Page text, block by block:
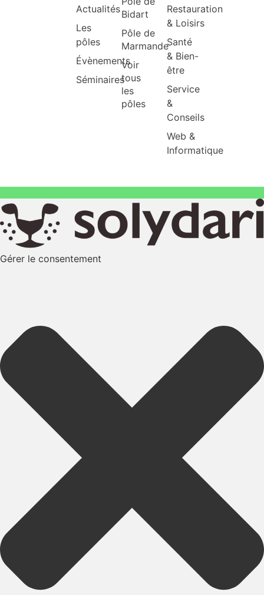
Actualités
Les
pôles
Évènements
Séminaires
Bidart
Pôle de
Marmande
Voir
tous
les
pôles
Restauration
& Loisirs
Santé
& Bien-
être
Service
&
Conseils
Web &
Informatique
Gérer le consentement